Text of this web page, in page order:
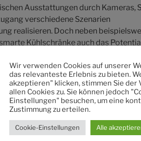
Ausstattungen durch Kameras,
verschiedene Szenarien
realisieren. Doch neben
Kühlschränke auch das
B2C-Abonnements, die auf der
Belieferungen anhand
beruhen. Doch wie vereinbar
Umsetzung?
Dienstleistungen zu
ergeben. Hierbei entsteht ein
demonstriert. Der Prototyp
Wir verwenden Cookies auf unserer
das relevanteste Erlebnis zu bieten.
akzeptieren" klicken, stimmen Sie der
allen Cookies zu. Sie können jedoch
Einstellungen" besuchen, um eine
Zustimmung zu erteilen.
Cookie-Einstellungen Alle